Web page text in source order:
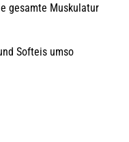
gesamte Muskulatur
Softeis umso